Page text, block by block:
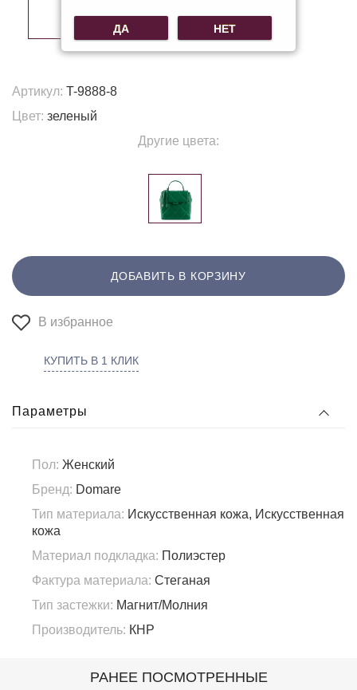
Артикул: T-9888-8
Цвет: зеленый
Другие цвета:
ДОБАВИТЬ В КОРЗИНУ
В избранное
КУПИТЬ В 1 КЛИК
Параметры
Пол: Женский
Бренд: Domare
Тип материала: Искусственная кожа, Искусственная
кожа
Материал подкладка: Полиэстер
Фактура материала: Стеганая
Тип застежки: Магнит/Молния
Производитель: КНР
РАНЕЕ ПОСМОТРЕННЫЕ
ДА НЕТ